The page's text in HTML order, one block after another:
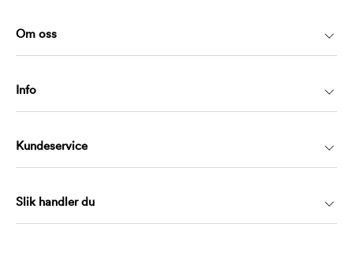
Om oss
Info
Kundeservice
Slik handler du